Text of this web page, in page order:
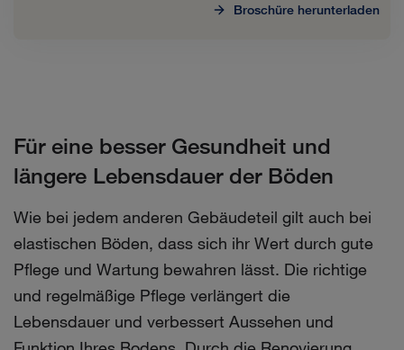
Broschüre herunterladen
Für eine besser Gesundheit und
längere Lebensdauer der Böden
Wie bei jedem anderen Gebäudeteil gilt auch bei
elastischen Böden, dass sich ihr Wert durch gute
Pflege und Wartung bewahren lässt. Die richtige
und regelmäßige Pflege verlängert die
Lebensdauer und verbessert Aussehen und